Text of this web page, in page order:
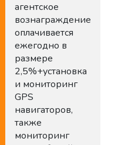
агентское
вознаграждение
оплачивается
ежегодно в
размере
2,5%+установка
и мониторинг
GPS
навигаторов,
также
мониторинг